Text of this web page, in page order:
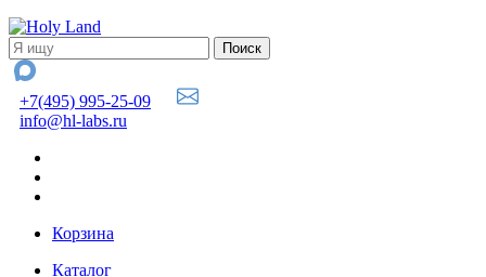
+7(495) 995-25-09
info@hl-labs.ru
Корзина
Каталог